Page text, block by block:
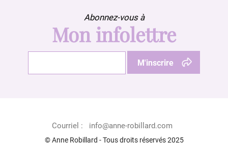
Abonnez-vous à
Mon infolettre
Courriel : info@anne-robillard.com
© Anne Robillard - Tous droits réservés 2025